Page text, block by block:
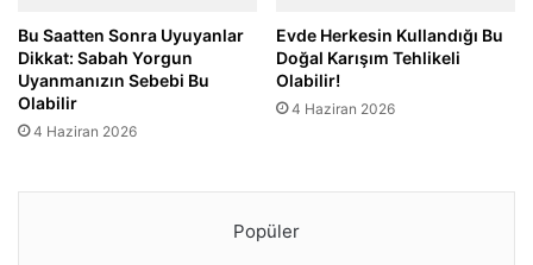
Bu Saatten Sonra Uyuyanlar
Dikkat: Sabah Yorgun
Uyanmanızın Sebebi Bu
Olabilir
4 Haziran 2026
Evde Herkesin Kullandığı Bu
Doğal Karışım Tehlikeli
Olabilir!
4 Haziran 2026
Popüler